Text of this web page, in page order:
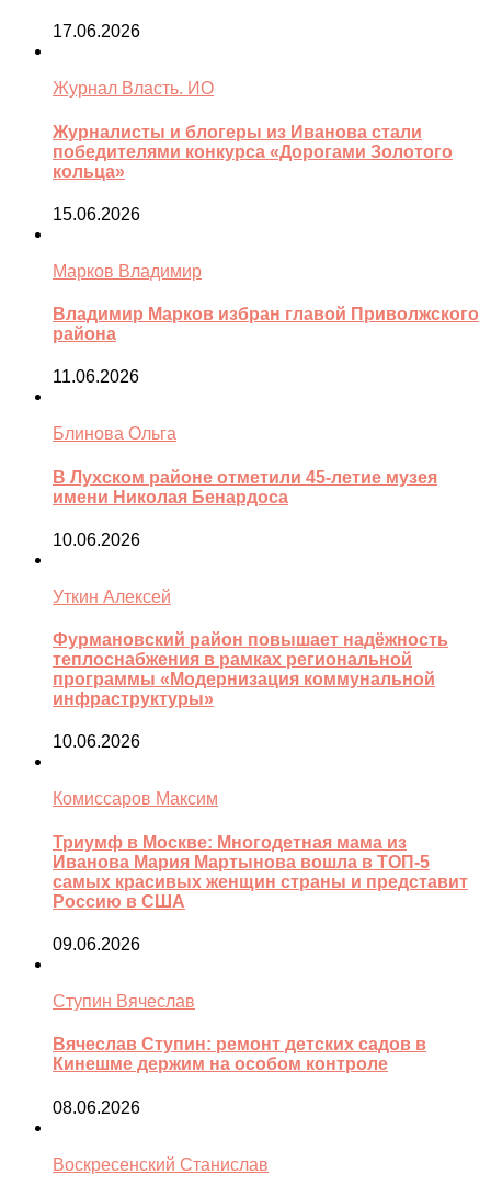
17.06.2026
Журнал Власть. ИО
Журналисты и блогеры из Иванова стали
победителями конкурса «Дорогами Золотого
кольца»
15.06.2026
Марков Владимир
Владимир Марков избран главой Приволжского
района
11.06.2026
Блинова Ольга
В Лухском районе отметили 45-летие музея
имени Николая Бенардоса
10.06.2026
Уткин Алексей
Фурмановский район повышает надёжность
теплоснабжения в рамках региональной
программы «Модернизация коммунальной
инфраструктуры»
10.06.2026
Комиссаров Максим
Триумф в Москве: Многодетная мама из
Иванова Мария Мартынова вошла в ТОП-5
самых красивых женщин страны и представит
Россию в США
09.06.2026
Ступин Вячеслав
Вячеслав Ступин: ремонт детских садов в
Кинешме держим на особом контроле
08.06.2026
Воскресенский Станислав